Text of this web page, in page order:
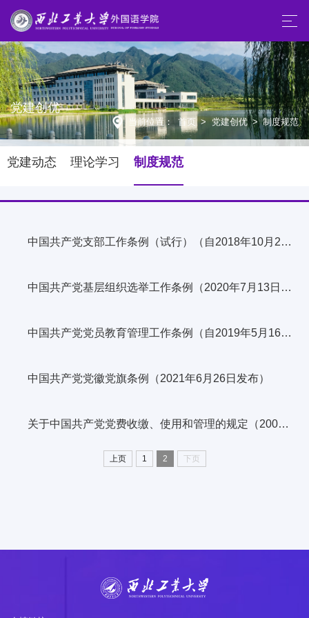
党建创优
当前位置： 首页 > 党建创优 > 制度规范
党建动态 理论学习 制度规范
中国共产党支部工作条例（试行）（自2018年10月28日起施行）
中国共产党基层组织选举工作条例（2020年7月13日发布）
中国共产党党员教育管理工作条例（自2019年5月16日起施行）
中国共产党党徽党旗条例（2021年6月26日发布）
关于中国共产党党费收缴、使用和管理的规定（2008年4月1日起施行）
上页 1 2 下页